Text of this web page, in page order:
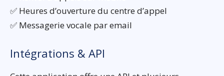
✅ Heures d’ouverture du centre d’appel
✅ Messagerie vocale par email
Intégrations & API